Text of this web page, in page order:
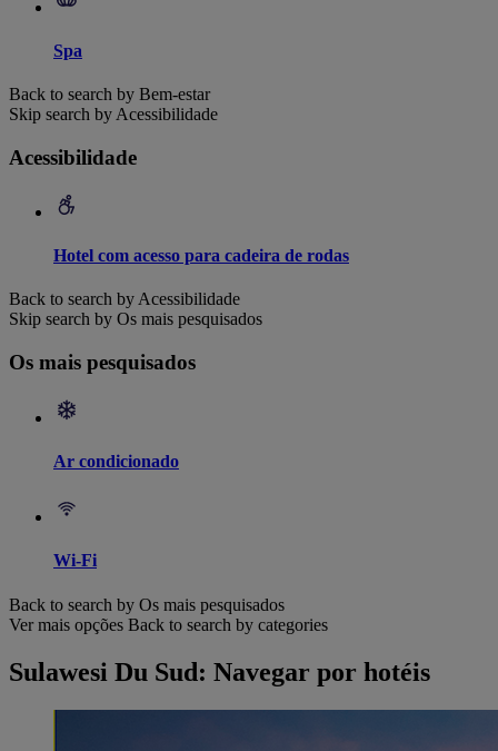
Spa
Back to search by Bem-estar
Skip search by Acessibilidade
Acessibilidade
Hotel com acesso para cadeira de rodas
Back to search by Acessibilidade
Skip search by Os mais pesquisados
Os mais pesquisados
Ar condicionado
Wi-Fi
Back to search by Os mais pesquisados
Ver mais opções Back to search by categories
Sulawesi Du Sud: Navegar por hotéis